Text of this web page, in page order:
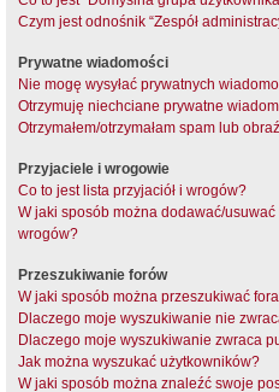
Czym jest odnośnik “Zespół
Prywatne wiadomości
Nie mogę wysyłać prywatnych
Otrzymuję niechciane prywatne
Otrzymałem/otrzymałam spam lub
Przyjaciele i wrogowie
Co to jest lista przyjaciół i wrogów?
W jaki sposób można dodawać/
wrogów?
Przeszukiwanie forów
W jaki sposób można przeszukiwać
Dlaczego moje wyszukiwanie nie
Dlaczego moje wyszukiwanie zwraca
Jak można wyszukać użytkowników?
W jaki sposób można znaleźć swoje